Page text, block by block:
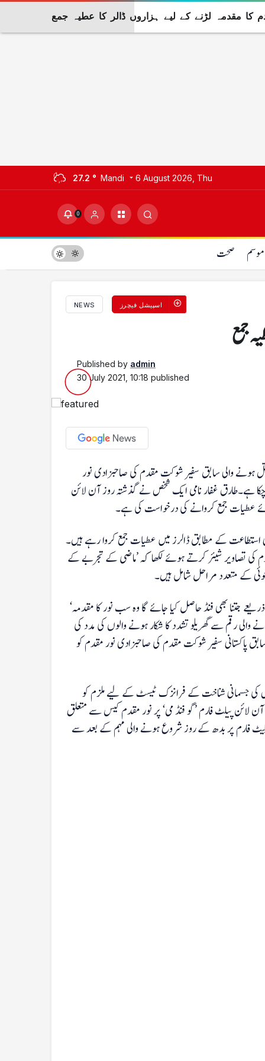
27.2 ° Mandi 6 August 2026, Thu
0
موسم صحت
NEWS اسپیشل فیچرز
جمع
Published by admin
30 July 2021, 10:18 published
اسلام آباد میں قتل ہونے والی سابق سفیر شوکت مقدم کی صاحبزادی نور
چندہ اکٹھا کیا جا چکا ہے۔طارق غفار نامی ایک شخص نے گذشتہ روز آن لائن
عطیات جمع کروانے کی درخواست کی ہے۔
کے مطابق ڈالرز میں عطیات جمع کروا رہے ہیں۔
کی تصاویر شیئر کرتے ہوئے لکھا کہ ’ماضی کے تجربے کے
کے متعدد مراحل شامل ہیں۔
‘عطیات جمع کروانے والوں کو یقین دہانی کرائی گئی ہے کہ ’اس پلیٹ فارم کے ذریعے جتنا بھی فنڈ حاصل کیا جائے گا وہ سب نور کا مقدمہ
رقم سے گھریلو تشدد کا شکار ہونے والوں کی مدد کی
کے دارالحکومت اسلام آباد میں 20 جولائی کو سابق پاکستانی سفیر شوکت مقدم کی صاحبزادی نور مقدم کو
کی جسمانی شناخت کے فرانزک ٹیسٹ کے لیے ملزم کو
لائن پیلٹ فارم ’گو فنڈ می‘ پر نور مقدم کیس سے متعلق
فارم پر بدھ کے روز شروع ہونے والی مہم کے بعد سے
کا مقدمہ لڑنے کے لیے ہزاروں ڈالر کا عطیہ جمع